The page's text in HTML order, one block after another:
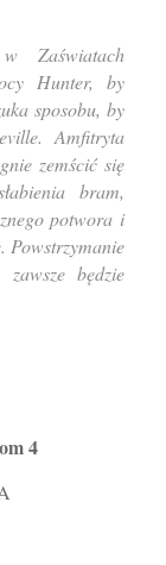
Zaświatach
Hunter, by
sposobu, by
Amfitryta
zemścić się
bram,
potwora i
Powstrzymanie
będzie
4